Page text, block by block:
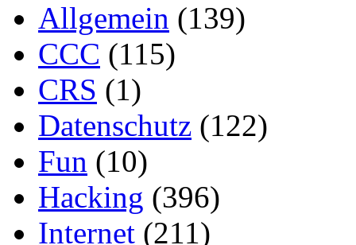
Allgemein (139)
CCC (115)
CRS (1)
Datenschutz (122)
Fun (10)
Hacking (396)
Internet (211)